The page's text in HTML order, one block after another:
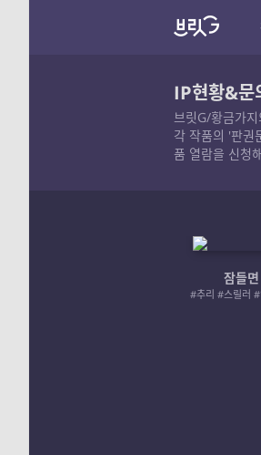
IP현황&문
브릿G/황금가
각 작품의 '판권
품 열람을 신청
잠들
#추리 #스릴러 #